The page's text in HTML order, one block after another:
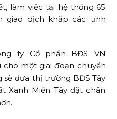
làm việc tại hệ thống 65
giao dịch khắp các tỉnh
ty Cổ phần BĐS VN
cho một giai đoạn chuyển
đưa thị trường BĐS Tây
Xanh Miền Tây đặt chân